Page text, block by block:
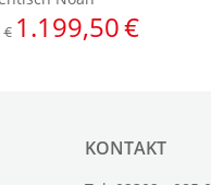
KONTAKT